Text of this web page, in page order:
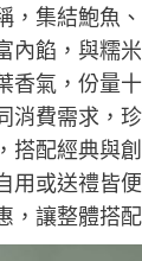
，集結鮑魚
內餡，與糯
香氣，份量
消費需求，
搭配經典與
用或送禮皆
，讓整體搭